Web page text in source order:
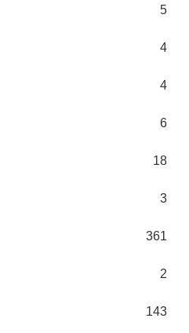
5
4
4
6
18
3
361
2
143